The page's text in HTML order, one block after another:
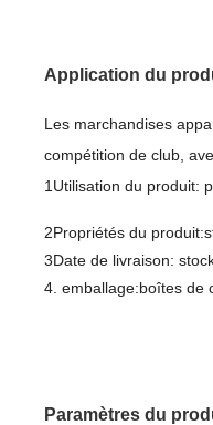
Application du
Les marchandises
compétition de club,
1Utilisation du produit:
2Propriétés du
3Date de livraison:
4. emballage:boîtes de
Paramètres du